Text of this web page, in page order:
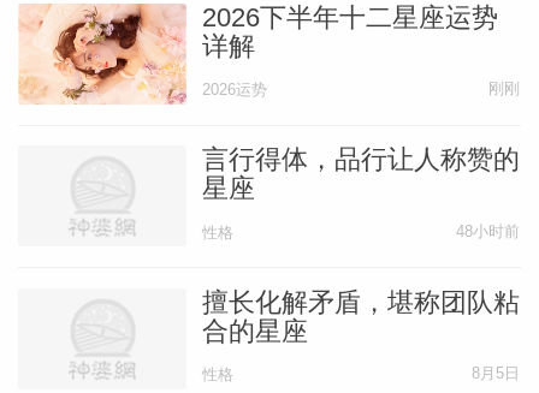
2026下半年十二星座运势
详解
2026运势 刚刚
言行得体，品行让人称赞的
星座
性格 48小时前
擅长化解矛盾，堪称团队粘
合的星座
性格 8月5日